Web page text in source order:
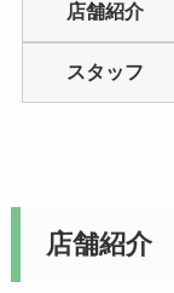
out
5
店舗紹介
スタッフ
店舗紹介